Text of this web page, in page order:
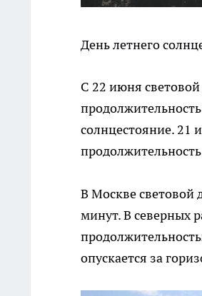
День летнего
С 22 июня
солнцестояние. 21
В Москве световой
минут. В северных
опускается за